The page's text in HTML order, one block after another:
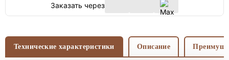
Заказать через
Технические характеристики Описание